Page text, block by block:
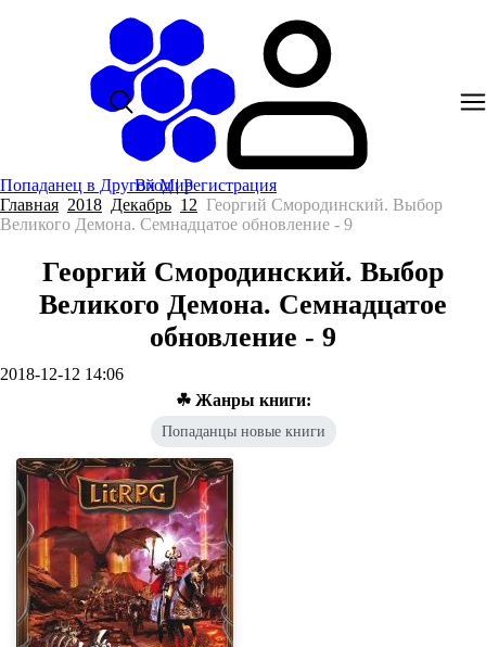
Попаданец в Другой Мир
Вход|Регистрация
Главная 2018 Декабрь 12 Георгий Смородинский. Выбор
Великого Демона. Семнадцатое обновление - 9
Георгий Смородинский. Выбор
Великого Демона. Семнадцатое
обновление - 9
2018-12-12 14:06
☘ Жанры книги:
Попаданцы новые книги